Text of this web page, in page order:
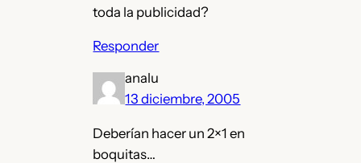
toda la publicidad?
Responder
analu
13 diciembre, 2005
Deberían hacer un 2×1 en
boquitas…